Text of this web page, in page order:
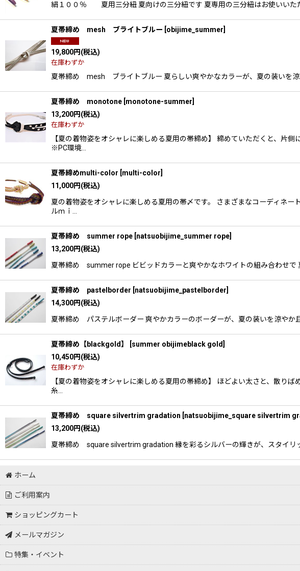
絹１００％ 夏用三分紐 夏向けの三分紐です 夏専用の三分紐はお使いいた
夏帯締め mesh ブライトブルー obijime_summer
19,800円(税込)
在庫わずか
夏帯締め mesh ブライトブルー 夏らしい爽やかなカラーが、夏の装いを
夏帯締め monotone monotone-summer
13,200円(税込)
在庫わずか
【夏の着物姿をオシャレに楽しめる夏用の帯締め】 締めていただくと、片
※PC環境…
夏帯締めmulti-color multi-color
11,000円(税込)
夏の着物姿をオシャレに楽しめる夏用の帯〆です。 さまざまなコーディネ
ルｍｉ…
夏帯締め summer rope natsuobijime_summer rope
13,200円(税込)
夏帯締め summer rope ビビッドカラーと爽やかなホワイトの組み合わせで
夏帯締め pastelborder natsuobijime_pastelborder
14,300円(税込)
夏帯締め パステルボーダー 爽やかカラーのボーダーが、夏の装いを涼や
夏帯締め【blackgold】 summer obijimeblack gold
10,450円(税込)
在庫わずか
【夏の着物姿をオシャレに楽しめる夏用の帯締め】 ほどよい太さと、散り
糸…
夏帯締め square silvertrim gradation natsuobijime_square silvertrim
13,200円(税込)
夏帯締め square silvertrim gradation 縁を彩るシルバーの輝きが、スタイリ
ホーム
ご利用案内
ショッピングカート
メールマガジン
特集・イベント